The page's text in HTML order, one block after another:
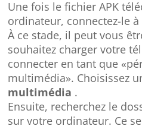
Une fois le fichier APK
ordinateur, connectez-le
À ce stade, il peut vous
souhaitez charger votre
connecter en tant que
multimédia». Choisissez
multimédia .
Ensuite, recherchez le
sur votre ordinateur. Ce